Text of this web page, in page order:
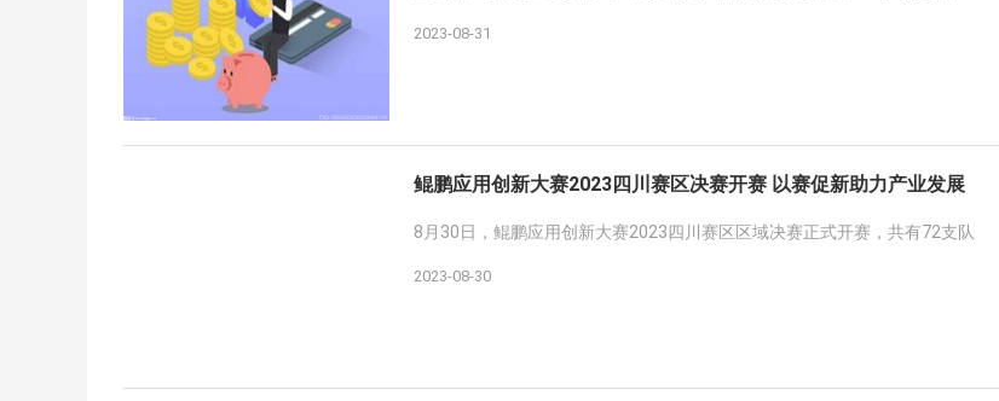
2023-08-31
鲲鹏应用创新大赛2023四川赛区决赛开赛 以赛促新助力产业发展
8月30日，鲲鹏应用创新大赛2023四川赛区区域决赛正式开赛，共有72支队
2023-08-30